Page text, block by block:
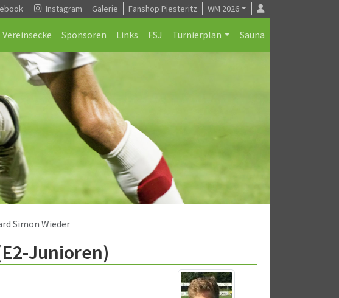
Instagram Galerie Fanshop Piesteritz WM 2026
Vereinsecke Sponsoren Links FSJ Turnierplan Sauna
Simon Wieder
Junioren)